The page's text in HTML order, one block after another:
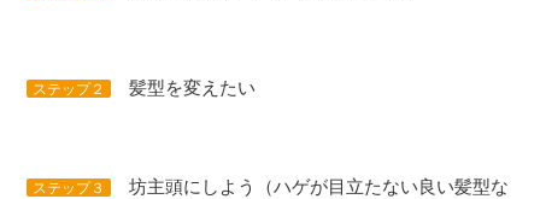
ステップ２ 髪型を変えたい
ステップ３
坊主頭にしよう（ハゲが目立たない良い髪型な